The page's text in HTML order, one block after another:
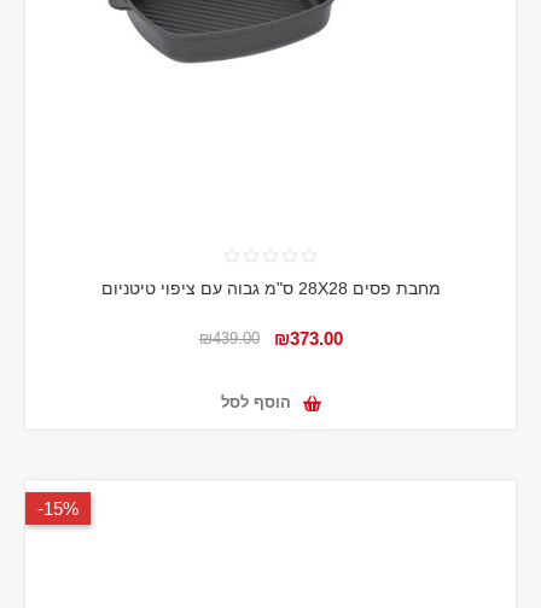
מחבת פסים 28X28 ס"מ גבוה עם ציפוי טיטניום
₪373.00
₪439.00
הוסף לסל
15%-